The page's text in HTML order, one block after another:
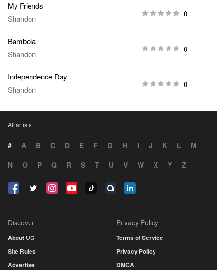
My Friends
Shandon
0
Bambola
Shandon
0
Independence Day
Shandon
0
All artists
# A B C D E F G H I J K L
M
N
O P Q R S T U V W X Y Z
Discover
About UG
Site Rules
Advertise
Privacy Policy
Terms of Service
Privacy Policy
DMCA